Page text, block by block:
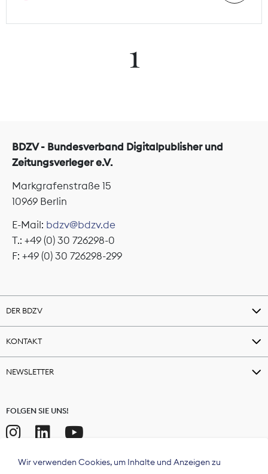
1
BDZV - Bundesverband Digitalpublisher und
Zeitungsverleger e.V.
Markgrafenstraße 15
10969 Berlin
E-Mail: bdzv@bdzv.de
T.: +49 (0) 30 726298-0
F: +49 (0) 30 726298-299
DER BDZV
KONTAKT
NEWSLETTER
FOLGEN SIE UNS!
Wir verwenden Cookies, um Inhalte und Anzeigen zu